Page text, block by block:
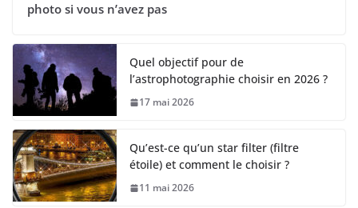
photo si vous n’avez pas
Quel objectif pour de
l’astrophotographie choisir en 2026 ?
17 mai 2026
Qu’est-ce qu’un star filter (filtre
étoile) et comment le choisir ?
11 mai 2026